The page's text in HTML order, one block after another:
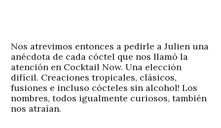
Nos atrevimos entonces a pedirle a Julien una
anécdota de cada cóctel que nos llamó la
atención en Cocktail Now. Una elección
difícil. Creaciones tropicales, clásicos,
fusiones e incluso cócteles sin alcohol! Los
nombres, todos igualmente curiosos, también
nos atraían.